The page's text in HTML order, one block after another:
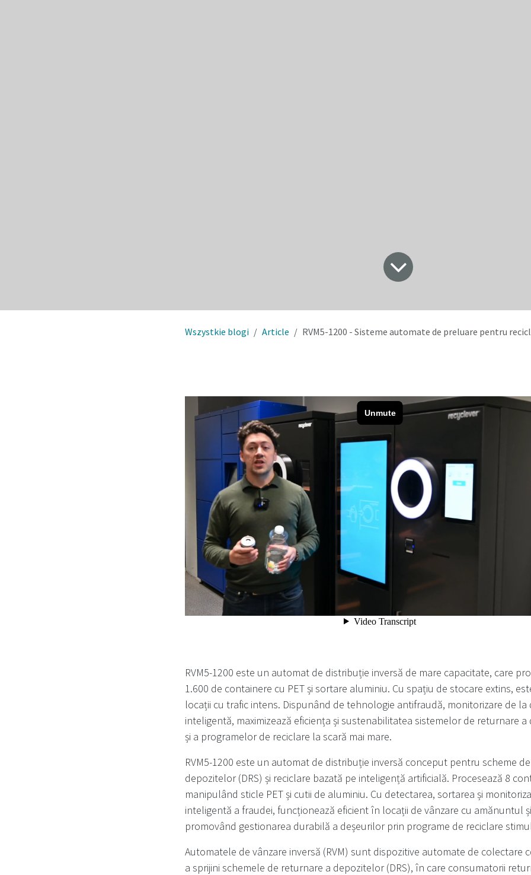
Wszystkie blogi Article RVM5-1200 - Sisteme automate de preluare pentru
RVM5-1200 este un automat de distribuție inversă de mare capacitate, care
1.600 de containere cu PET și sortare aluminiu. Cu spațiu de stocare extins,
locații cu trafic intens. Dispunând de tehnologie antifraudă, monitorizare de la
inteligentă, maximizează eficiența și sustenabilitatea sistemelor de returnare a
și a programelor de reciclare la scară mai mare.
RVM5-1200 este un automat de distribuție inversă conceput pentru scheme
depozitelor (DRS) și reciclare bazată pe inteligență artificială. Procesează 8
manipulând sticle PET și cutii de aluminiu. Cu detectarea, sortarea și
inteligentă a fraudei, funcționează eficient în locații de vânzare cu amănuntul
promovând gestionarea durabilă a deșeurilor prin programe de reciclare
Automatele de vânzare inversă (RVM) sunt dispozitive automate de colectare
a sprijini schemele de returnare a depozitelor (DRS), în care consumatorii